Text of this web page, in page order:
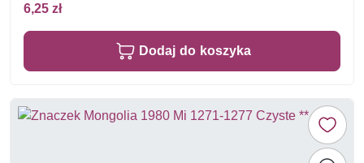
6,25 zł
Dodaj do koszyka